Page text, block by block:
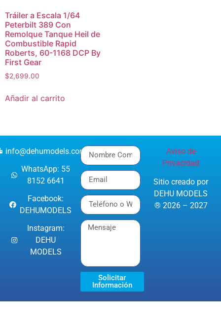
Tráiler a Escala 1/64
Peterbilt 389 Con
Remolque Tanque Heil de
Combustible Rapid
Roberts, 60-1168 DCP By
First Gear
$2,699.00
Añadir al carrito
info@dehumodels.com
WhatsApp: 55
8152 6641
Facebook:
DEHUMODELS
Instagram:
DEHU
MODELS
Solicitar
Información
Aviso de
Privacidad
Sitio creado por
DEHU MODELS
® 2026 – 2027